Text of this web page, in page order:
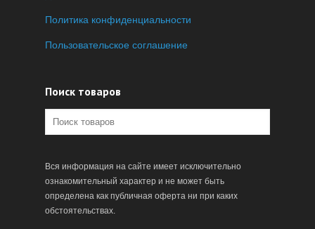
Политика конфиденциальности
Пользовательское соглашение
Поиск товаров
Вся информация на сайте имеет исключительно
ознакомительный характер и не может быть
определена как публичная оферта ни при каких
обстоятельствах.